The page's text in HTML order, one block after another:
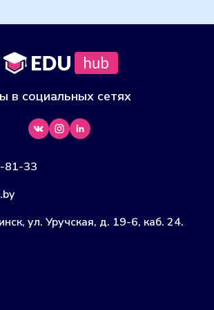
в социальных сетях
81-33
ул. Уручская, д. 19-6, каб. 24.